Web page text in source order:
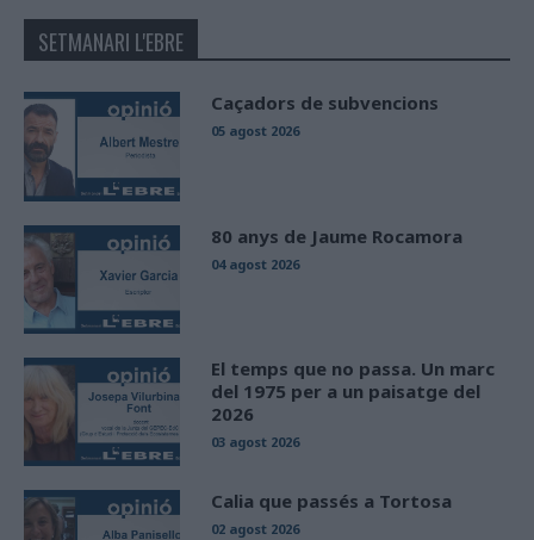
SETMANARI L'EBRE
Caçadors de subvencions
05 agost 2026
80 anys de Jaume Rocamora
04 agost 2026
El temps que no passa. Un marc
del 1975 per a un paisatge del
2026
03 agost 2026
Calia que passés a Tortosa
02 agost 2026